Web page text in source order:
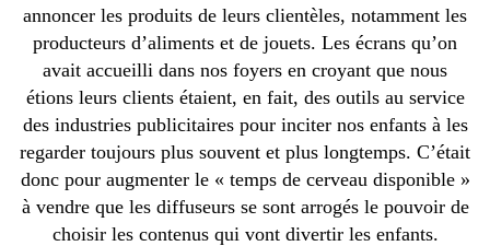
annoncer les produits de leurs clientèles, notamment les
producteurs d’aliments et de jouets. Les écrans qu’on
avait accueilli dans nos foyers en croyant que nous
étions leurs clients étaient, en fait, des outils au service
des industries publicitaires pour inciter nos enfants à les
regarder toujours plus souvent et plus longtemps. C’était
donc pour augmenter le « temps de cerveau disponible »
à vendre que les diffuseurs se sont arrogés le pouvoir de
choisir les contenus qui vont divertir les enfants.